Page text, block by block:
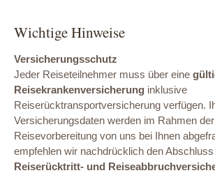
Wichtige Hinweise
Versicherungsschutz
Jeder Reiseteilnehmer muss über eine
Reisekrankenversicherung inklusive
Reiserücktransportversicherung verfügen.
Versicherungsdaten werden im Rahmen der
Reisevorbereitung von uns bei Ihnen
empfehlen wir nachdrücklich den
Reiserücktritt- und